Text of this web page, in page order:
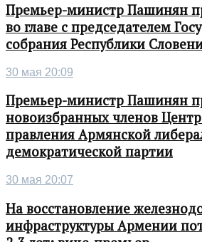
Премьер-министр Пашинян
во главе с председателем
собрания Республики
30 мая 20:09
Премьер-министр Пашинян
новоизбранных членов
правления Армянской
демократической партии
30 мая 20:07
На восстановление
инфраструктуры Армении